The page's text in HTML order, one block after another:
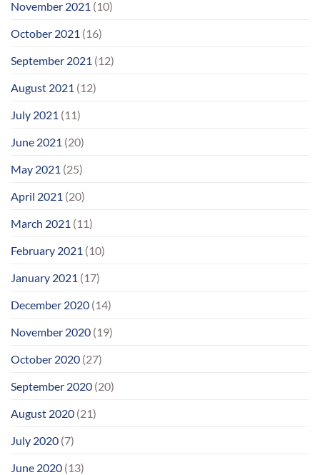
November 2021 (10)
October 2021 (16)
September 2021 (12)
August 2021 (12)
July 2021 (11)
June 2021 (20)
May 2021 (25)
April 2021 (20)
March 2021 (11)
February 2021 (10)
January 2021 (17)
December 2020 (14)
November 2020 (19)
October 2020 (27)
September 2020 (20)
August 2020 (21)
July 2020 (7)
June 2020 (13)